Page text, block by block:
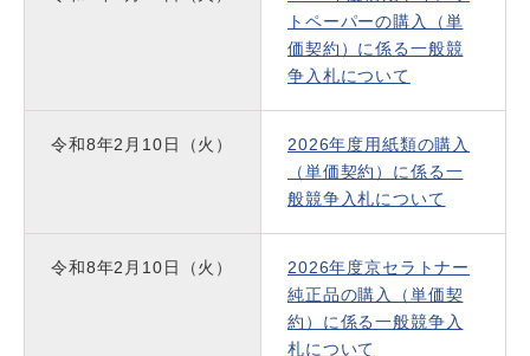
トペーパーの購入（単
価契約）に係る一般競
争入札について
令和8年2月10日（火）
2026年度用紙類の購入
（単価契約）に係る一
般競争入札について
令和8年2月10日（火）
2026年度京セラトナー
純正品の購入（単価契
約）に係る一般競争入
札について